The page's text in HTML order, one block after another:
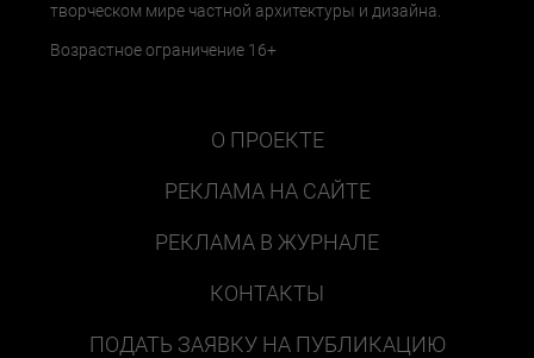
творческом мире частной архитектуры и дизайна.
Возрастное ограничение 16+
О ПРОЕКТЕ
РЕКЛАМА НА САЙТЕ
РЕКЛАМА В ЖУРНАЛЕ
КОНТАКТЫ
ПОДАТЬ ЗАЯВКУ НА ПУБЛИКАЦИЮ